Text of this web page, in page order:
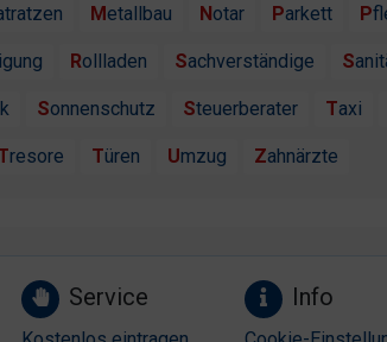
Metallbau Notar Parkett
Rollladen Sachverständige
Sonnenschutz Steuerberater Taxi
Tresore Türen Umzug Zahnärzte
Service Info